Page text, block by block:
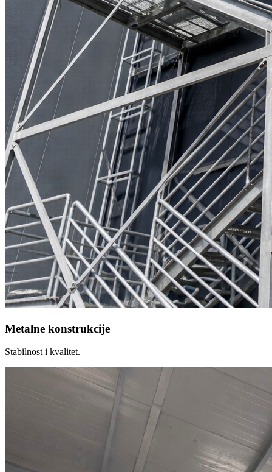
Metalne konstrukcije
Stabilnost i kvalitet.